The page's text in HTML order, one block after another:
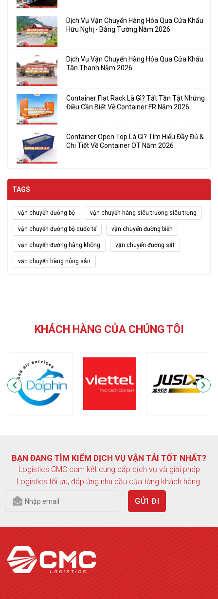
Dịch Vụ Vận Chuyển Hàng Hóa Qua Cửa Khẩu
Hữu Nghị - Bằng Tường Năm 2026
Dịch Vụ Vận Chuyển Hàng Hóa Qua Cửa Khẩu
Tân Thanh Năm 2026
Container Flat Rack Là Gì? Tất Tần Tật Những
Điều Cần Biết Về Container FR Năm 2026
Container Open Top Là Gì? Tìm Hiểu Đầy Đủ &
Chi Tiết Về Container OT Năm 2026
TAGS
vận chuyển đường bộ vận chuyển hàng siêu trường siêu trọng
vận chuyển đường bộ quốc tế vận chuyển đường biển
vận chuyển đường hàng không vận chuyển đường sắt
vận chuyển hàng nông sản
KHÁCH HÀNG CỦA CHÚNG TÔI
BẠN ĐANG TÌM KIẾM DỊCH VỤ VẬN TẢI TỐT NHẤT?
Logistics CMC cam kết cung cấp dịch vụ và giải pháp
Logistics tối ưu, đáp ứng nhu cầu của từng khách hàng.
GỬI ĐI